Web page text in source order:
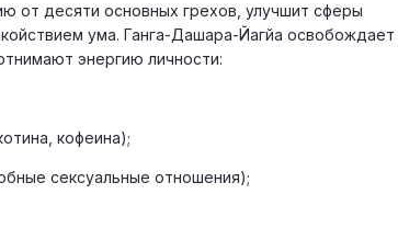
от десяти основных грехов, улучшит сферы
ума. Ганга-Дашара-Йагйа освобождает
энергию личности:
кофеина);
сексуальные отношения);